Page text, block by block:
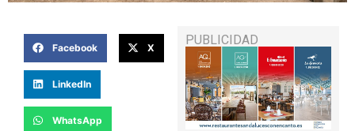
Facebook X
LinkedIn
WhatsApp
PUBLICIDAD